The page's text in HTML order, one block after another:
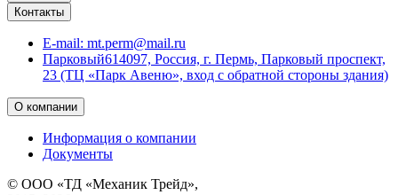
Контакты
E-mail: mt.perm@mail.ru
Парковый614097, Россия, г. Пермь, Парковый проспект,
23 (ТЦ «Парк Авеню», вход с обратной стороны здания)
О компании
Информация о компании
Документы
© ООО «ТД «Механик Трейд»,